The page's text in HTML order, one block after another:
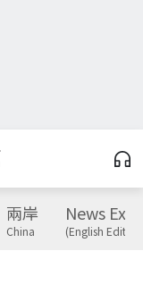
兩岸
China
News
(English